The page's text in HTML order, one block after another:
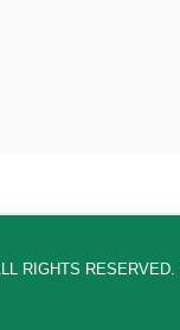
RIGHTS